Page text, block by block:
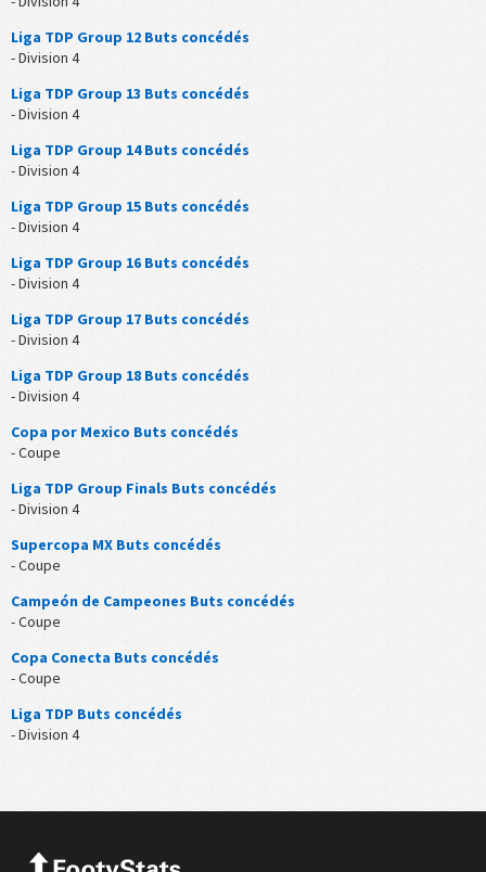
Liga TDP Group 12 Buts concédés
- Division 4
Liga TDP Group 13 Buts concédés
- Division 4
Liga TDP Group 14 Buts concédés
- Division 4
Liga TDP Group 15 Buts concédés
- Division 4
Liga TDP Group 16 Buts concédés
- Division 4
Liga TDP Group 17 Buts concédés
- Division 4
Liga TDP Group 18 Buts concédés
- Division 4
Copa por Mexico Buts concédés
- Coupe
Liga TDP Group Finals Buts concédés
- Division 4
Supercopa MX Buts concédés
- Coupe
Campeón de Campeones Buts concédés
- Coupe
Copa Conecta Buts concédés
- Coupe
Liga TDP Buts concédés
- Division 4